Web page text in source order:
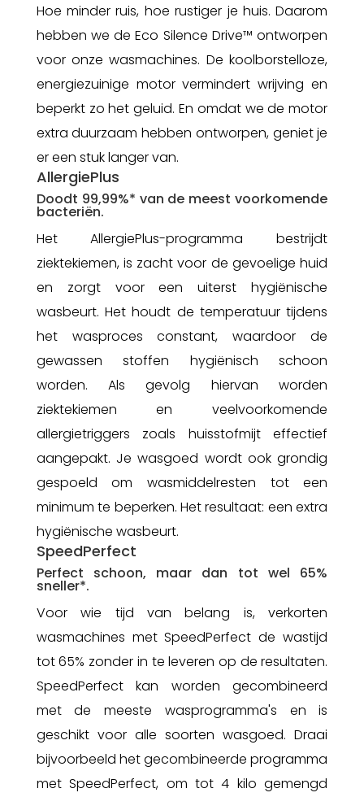
Hoe minder ruis, hoe rustiger je huis. Daarom
hebben we de Eco Silence Drive™ ontworpen
voor onze wasmachines. De koolborstelloze,
energiezuinige motor vermindert wrijving en
beperkt zo het geluid. En omdat we de motor
extra duurzaam hebben ontworpen, geniet je
er een stuk langer van.
AllergiePlus
Doodt 99,99%* van de meest voorkomende
bacteriën.
Het AllergiePlus-programma bestrijdt
ziektekiemen, is zacht voor de gevoelige huid
en zorgt voor een uiterst hygiënische
wasbeurt. Het houdt de temperatuur tijdens
het wasproces constant, waardoor de
gewassen stoffen hygiënisch schoon
worden. Als gevolg hiervan worden
ziektekiemen en veelvoorkomende
allergietriggers zoals huisstofmijt effectief
aangepakt. Je wasgoed wordt ook grondig
gespoeld om wasmiddelresten tot een
minimum te beperken. Het resultaat: een extra
hygiënische wasbeurt.
SpeedPerfect
Perfect schoon, maar dan tot wel 65%
sneller*.
Voor wie tijd van belang is, verkorten
wasmachines met SpeedPerfect de wastijd
tot 65% zonder in te leveren op de resultaten.
SpeedPerfect kan worden gecombineerd
met de meeste wasprogramma's en is
geschikt voor alle soorten wasgoed. Draai
bijvoorbeeld het gecombineerde programma
met SpeedPerfect, om tot 4 kilo gemengd